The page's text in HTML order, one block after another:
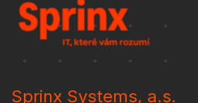
Sprinx Systems, a.s.